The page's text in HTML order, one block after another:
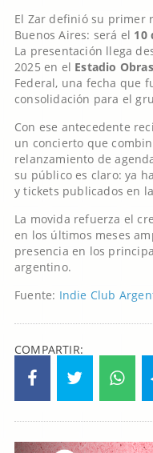
El Zar definió su primer
Buenos Aires: será el 10
La presentación llega
2025 en el Estadio
Federal, una fecha que
consolidación para el
Con ese antecedente
un concierto que
relanzamiento de
su público es claro: ya
y tickets publicados en
La movida refuerza el
en los últimos meses
presencia en los
argentino.
Fuente: Indie Club
COMPARTIR: